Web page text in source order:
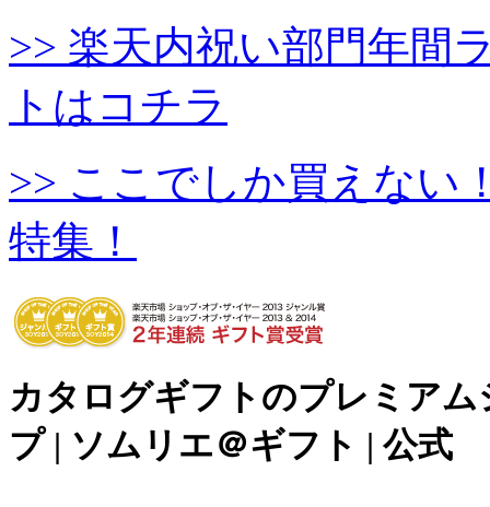
>> 楽天内祝い部門年間
トはコチラ
>> ここでしか買えない
特集！
カタログギフトのプレミアム
プ | ソムリエ＠ギフト | 公式